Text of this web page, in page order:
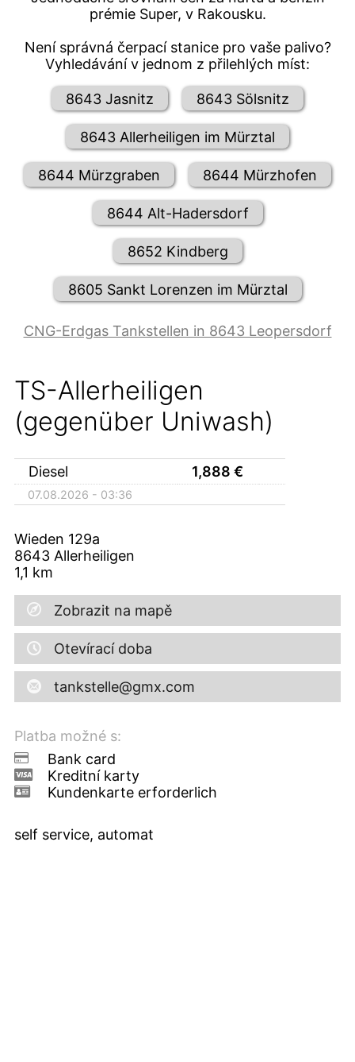
prémie Super, v Rakousku.
Není správná čerpací stanice pro vaše palivo?
Vyhledávání v jednom z přilehlých míst:
8643 Jasnitz 8643 Sölsnitz
8643 Allerheiligen im Mürztal
8644 Mürzgraben 8644 Mürzhofen
8644 Alt-Hadersdorf
8652 Kindberg
8605 Sankt Lorenzen im Mürztal
CNG-Erdgas Tankstellen in 8643 Leopersdorf
TS-Allerheiligen
(gegenüber Uniwash)
Diesel 1,888 €
07.08.2026 - 03:36
Wieden 129a
8643 Allerheiligen
1,1 km
Zobrazit na mapě
Otevírací doba
tankstelle@gmx.com
Platba možné s:
Bank card
Kreditní karty
Kundenkarte erforderlich
self service, automat